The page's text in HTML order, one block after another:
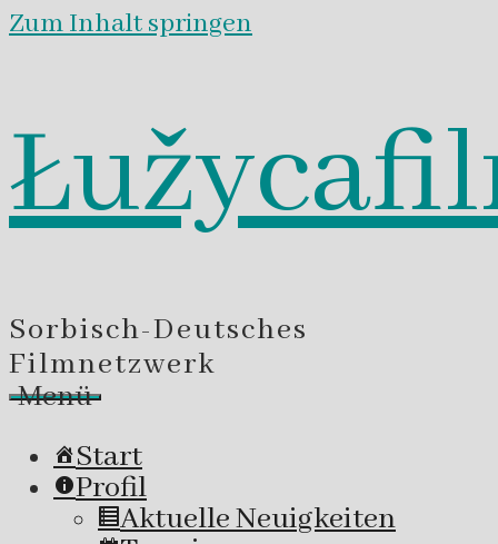
Zum Inhalt springen
Sorbisch-Deutsches
Filmnetzwerk
Menü
Start
Profil
Aktuelle Neuigkeiten